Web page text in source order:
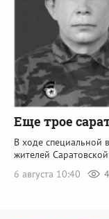
Еще трое
В ходе специальной
жителей
6 августа 10:40